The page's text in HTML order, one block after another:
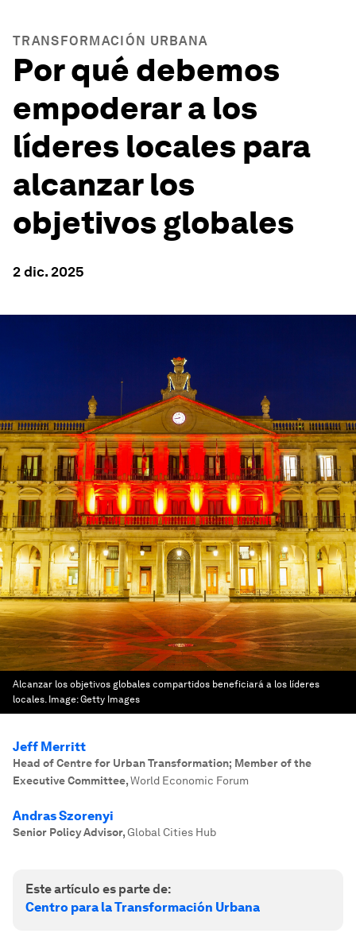
TRANSFORMACIÓN URBANA
Por qué debemos
empoderar a los
líderes locales para
alcanzar los
objetivos globales
2 dic. 2025
Alcanzar los objetivos globales compartidos beneficiará a los líderes
locales. Image:Getty Images
Jeff Merritt
Head of Centre for Urban Transformation; Member of the
Executive Committee,World Economic Forum
Andras Szorenyi
Senior Policy Advisor,Global Cities Hub
Este artículo es parte de:
Centro para la Transformación Urbana